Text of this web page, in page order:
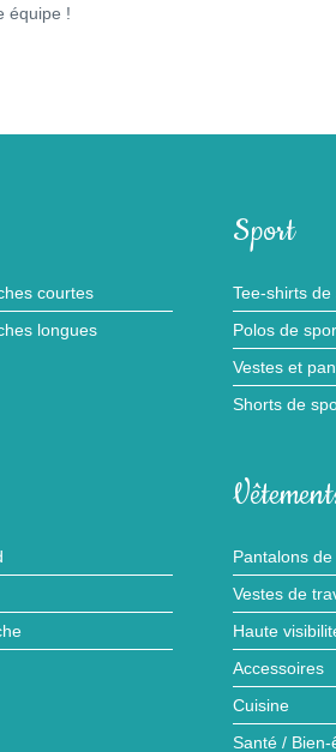
équipe !
courtes
longues
Sport
Tee-shirts de
Polos de
Vestes et
Shorts de
Pantalons
Vestes de
Haute
Accessoires
Cuisine
Santé / Bien-